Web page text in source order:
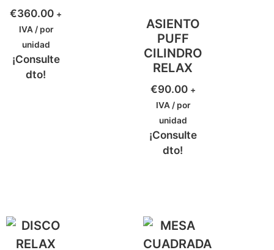
€360.00 +
IVA / por
unidad
¡Consulte
dto!
ASIENTO
PUFF
CILINDRO
RELAX
€90.00 +
IVA / por
unidad
¡Consulte
dto!